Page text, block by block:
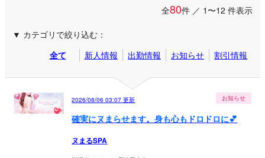
全80件 ／ 1〜12 件表示
カテゴリで絞り込む：
全て
新人情報 出勤情報 お知らせ 割引情報
お知らせ
2026/08/06 03:07 更新
確実にヌまらせます。身も心もドロドロに💕
ヌまるSPA